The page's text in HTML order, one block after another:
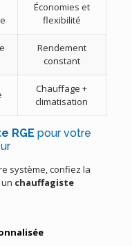
Économies et
flexibilité
Rendement
constant
Chauffage +
climatisation
RGE pour votre
système, confiez la
chauffagiste